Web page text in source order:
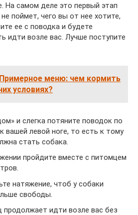
На самом деле это первый этап
поймет, чего вы от нее хотите,
ее с поводка и будете
идти возле вас. Лучше поступите
Примерное меню: чем кормить
условиях?
и слегка потяните поводок по
вашей левой ноге, то есть к тому
стать собака.
пройдите вместе с питомцем
натяжение, чтоб у собаки
свободы.
продолжает идти возле вас без